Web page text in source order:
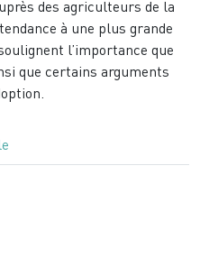
des agriculteurs de la
à une plus grande
l’importance que
que certains arguments